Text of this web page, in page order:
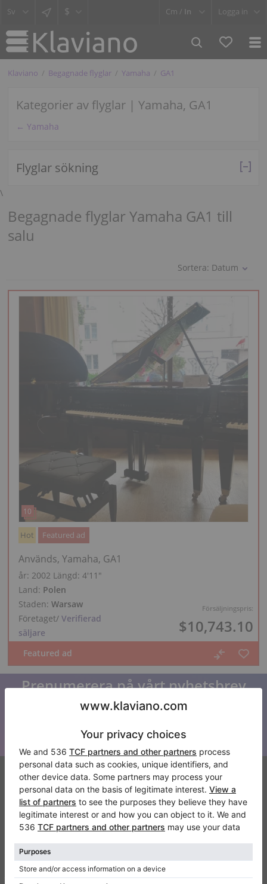
$ Cm / In Logga in
Klaviano Begagnade flyglar Yamaha GA1
Kategorier av flyglar | Yamaha, GA1
← Yamaha
Flyglar sökning
\
Begagnade flyglar Yamaha GA1 till
salu
Sortera: Datum
Försäljningspris:
$10,743.10
Hot Featured ad
Används, Yamaha, GA1
år: 2002 Längd: 4′11″
Land: Polen
Staden: Warsaw
Företaget/ Verifierad
säljare
Prenumerera på vårt nyhetsbrev
Håll dig uppdaterad med alla nyheter från Klaviano
Klaviano
Kontakt
Om oss
Skriv en recension